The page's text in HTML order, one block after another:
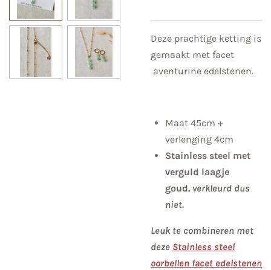
Deze prachtige ketting is
gemaakt met facet
aventurine edelstenen.
Maat 45cm +
verlenging 4cm
Stainless steel met
verguld laagje
goud. verkleurd dus
niet.
Leuk te combineren met
deze Stainless steel
oorbellen facet edelstenen